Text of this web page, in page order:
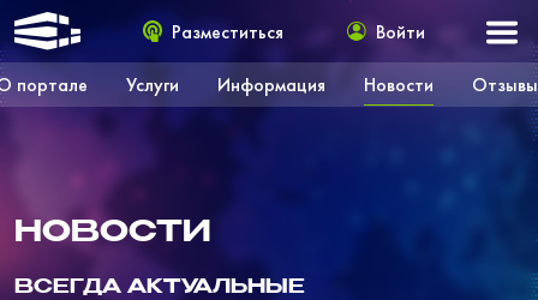
портале Услуги Информация Новости Отзывы
Разместиться Войти
НОВОСТИ
ВСЕГДА АКТУАЛЬНЫЕ